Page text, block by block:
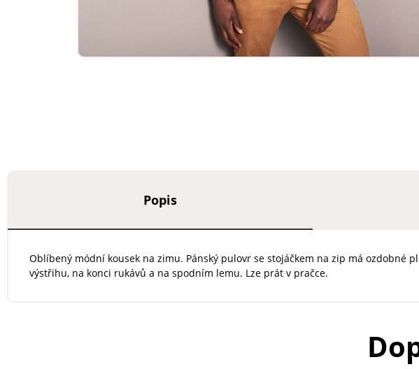
Popis
Oblíbený módní kousek na zimu. Pánský pulovr se stojáčkem na zip má ozdobné
výstřihu, na konci rukávů a na spodním lemu. Lze prát v pračce.